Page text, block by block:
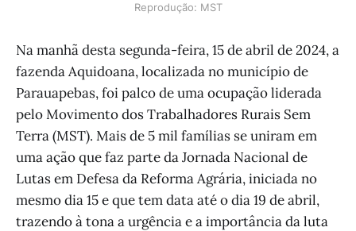
Reprodução: MST
Na manhã desta segunda-feira, 15 de abril de 2024, a
fazenda Aquidoana, localizada no município de
Parauapebas, foi palco de uma ocupação liderada
pelo Movimento dos Trabalhadores Rurais Sem
Terra (MST). Mais de 5 mil famílias se uniram em
uma ação que faz parte da Jornada Nacional de
Lutas em Defesa da Reforma Agrária, iniciada no
mesmo dia 15 e que tem data até o dia 19 de abril,
trazendo à tona a urgência e a importância da luta